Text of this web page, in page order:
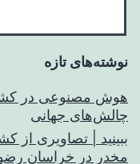
نوشته‌های تازه
هوش مصنوعی در
چالش‌های جهانی
مخدر در خراسان